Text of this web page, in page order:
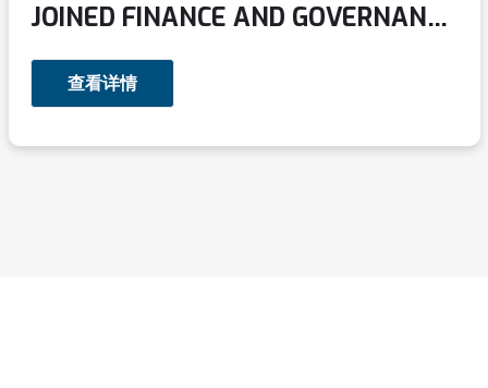
JOINED FINANCE AND GOVERNANCE
ACCELERATORS FOR A JUST
ENERGY TRANSITION HOSTED BY
查看详情